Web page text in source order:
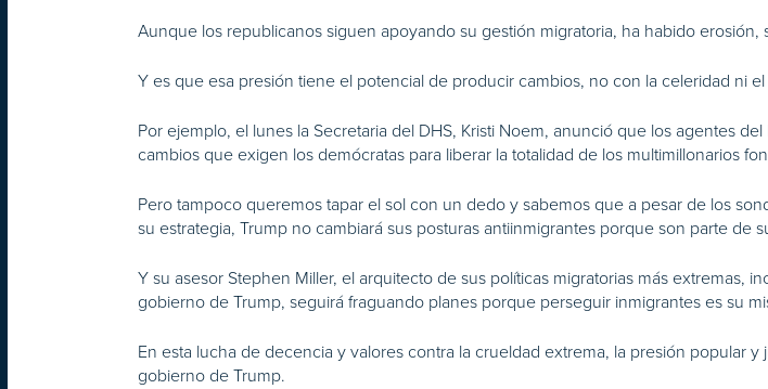
Aunque los republicanos siguen apoyando su gestión migratoria, ha habido
Y es que esa presión tiene el potencial de producir cambios, no con la celeridad ni
Por ejemplo, el lunes la Secretaria del DHS, Kristi Noem, anunció que los agentes
cambios que exigen los demócratas para liberar la totalidad de los multimillonarios
Pero tampoco queremos tapar el sol con un dedo y sabemos que a pesar de los
su estrategia, Trump no cambiará sus posturas antiinmigrantes porque son parte de
Y su asesor Stephen Miller, el arquitecto de sus políticas migratorias más extremas,
gobierno de Trump, seguirá fraguando planes porque perseguir inmigrantes es su
En esta lucha de decencia y valores contra la crueldad extrema, la presión popular
gobierno de Trump.